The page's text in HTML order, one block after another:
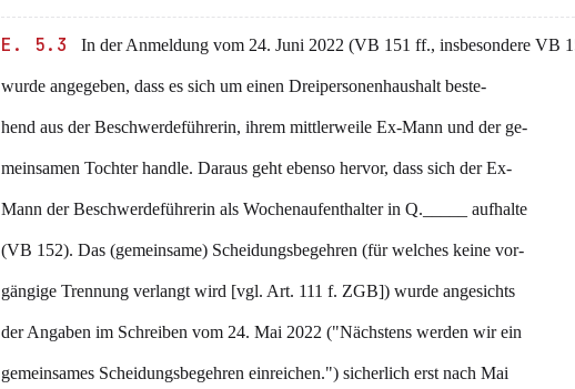
E. 5.3 In der Anmeldung vom 24. Juni 2022 (VB 151 ff., insbesondere VB
wurde angegeben, dass es sich um einen Dreipersonenhaushalt beste-
hend aus der Beschwerdeführerin, ihrem mittlerweile Ex-Mann und der ge-
meinsamen Tochter handle. Daraus geht ebenso hervor, dass sich der Ex-
Mann der Beschwerdeführerin als Wochenaufenthalter in Q._____ aufhalte
(VB 152). Das (gemeinsame) Scheidungsbegehren (für welches keine vor-
gängige Trennung verlangt wird [vgl. Art. 111 f. ZGB]) wurde angesichts
der Angaben im Schreiben vom 24. Mai 2022 ("Nächstens werden wir ein
gemeinsames Scheidungsbegehren einreichen.") sicherlich erst nach Mai